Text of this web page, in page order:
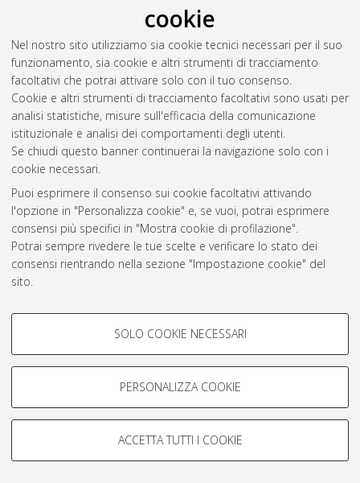
cookie
Nel nostro sito utilizziamo sia cookie tecnici necessari per il suo
funzionamento, sia cookie e altri strumenti di tracciamento
facoltativi che potrai attivare solo con il tuo consenso.
Cookie e altri strumenti di tracciamento facoltativi sono usati per
analisi statistiche, misure sull'efficacia della comunicazione
istituzionale e analisi dei comportamenti degli utenti.
Se chiudi questo banner continuerai la navigazione solo con i
cookie necessari.
Puoi esprimere il consenso sui cookie facoltativi attivando
l'opzione in "Personalizza cookie" e, se vuoi, potrai esprimere
consensi più specifici in "Mostra cookie di profilazione".
Potrai sempre rivedere le tue scelte e verificare lo stato dei
consensi rientrando nella sezione "Impostazione cookie" del
sito.
COOKIE DI PROFILAZIONE -
Si tratta di cookie utilizzati per analizzare le caratteristiche della
navigazione degli utenti, creare profili in base al loro comportamento
Mostra cookie di profilazione
COOKIE TECNICI - NECESSARI
SOLO COOKIE NECESSARI
PERSONALIZZA COOKIE
ACCETTA TUTTI I COOKIE
Seleziona un valore dall'elenco sottostante.
2022(1)
2021(1)
Atom
Rss 1.0
AMS Laurea
Servizio implementato e gestito da AlmaDL
Condizioni d’uso del sito